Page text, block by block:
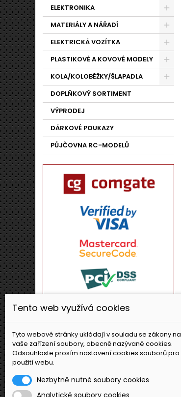
ELEKTRONIKA
MATERIÁLY A NÁŘADÍ
ELEKTRICKÁ VOZÍTKA
PLASTIKOVÉ A KOVOVÉ MODELY
KOLA/KOLOBĚŽKY/ŠLAPADLA
DOPLŇKOVÝ SORTIMENT
VÝPRODEJ
DÁRKOVÉ POUKAZY
PŮJČOVNA RC-MODELŮ
PRODUKTY
Novinky
Tento web využívá cookies
Tyto webové stránky ukládají v souladu se zákony na
vaše zařízení soubory, obecně nazývané cookies.
Odsouhlaste prosím nastavení cookies souborů pro
použití webu.
Nezbytně nutné soubory cookies
Analytické soubory cookies